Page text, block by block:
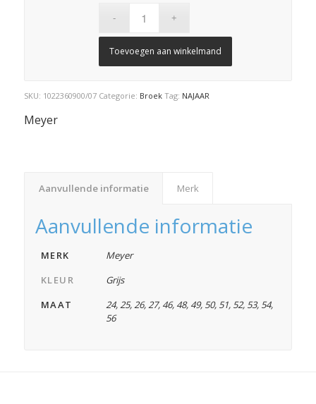
Toevoegen aan winkelmand
SKU: 1022360900/07 Categorie: Broek Tag: NAJAAR
Meyer
Aanvullende informatie Merk
Aanvullende informatie
MERK
Meyer
KLEUR
Grijs
MAAT
24,25,26,27, 46, 48, 49, 50, 51, 52, 53, 54,
56